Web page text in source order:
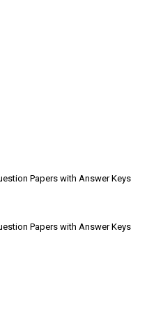
Papers with Answer Keys
Papers with Answer Keys